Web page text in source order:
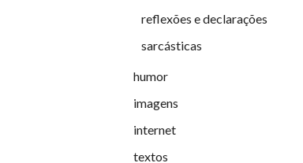
reflexões e declarações
sarcásticas
humor
imagens
internet
textos